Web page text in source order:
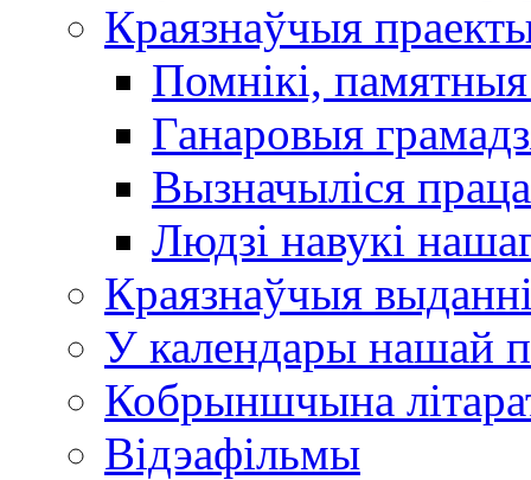
Краязнаўчыя
Помнікі,
Ганаровыя
Вызначыліся
Людзі навукі
Краязнаўчыя
У календары нашай
Кобрыншчына
Відэафільмы